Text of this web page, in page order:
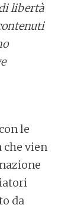
libertà
le
che vien
da